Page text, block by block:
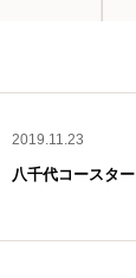
2019.11.23
八千代コースター